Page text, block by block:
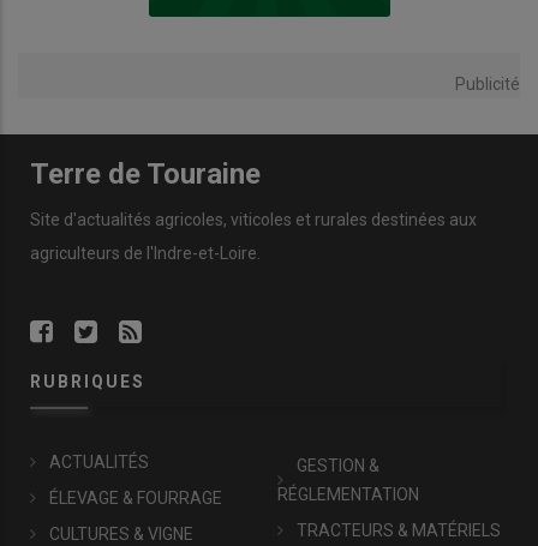
Publicité
Terre de Touraine
Site d'actualités agricoles, viticoles et rurales destinées aux
agriculteurs de l'Indre-et-Loire.
RUBRIQUES
ACTUALITÉS
ÉLEVAGE & FOURRAGE
CULTURES & VIGNE
GESTION &
RÉGLEMENTATION
TRACTEURS & MATÉRIELS